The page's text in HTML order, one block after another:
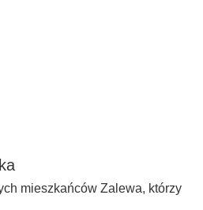
mieszkańców Zalewa, którzy